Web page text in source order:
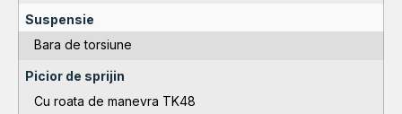
Suspensie
Bara de torsiune
Picior de sprijin
Cu roata de manevra TK48